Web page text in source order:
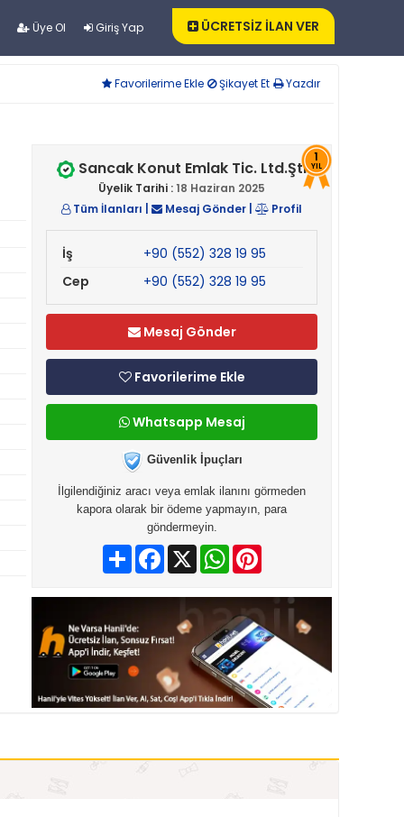
Üye Ol Giriş Yap ÜCRETSİZ İLAN VER
Favorilerime Ekle Şikayet Et Yazdır
1
YIL
Sancak Konut Emlak Tic. Ltd.Şti
Üyelik Tarihi :18 Haziran 2025
Tüm İlanları | Mesaj Gönder | Profil
İş
+90 (552) 328 19 95
Cep
+90 (552) 328 19 95
Mesaj Gönder
Favorilerime Ekle
Whatsapp Mesaj
Güvenlik İpuçları
İlgilendiğiniz aracı veya emlak ilanını görmeden
kapora olarak bir ödeme yapmayın, para
göndermeyin.
PaylaşFacebook
X WhatsAppPinterest